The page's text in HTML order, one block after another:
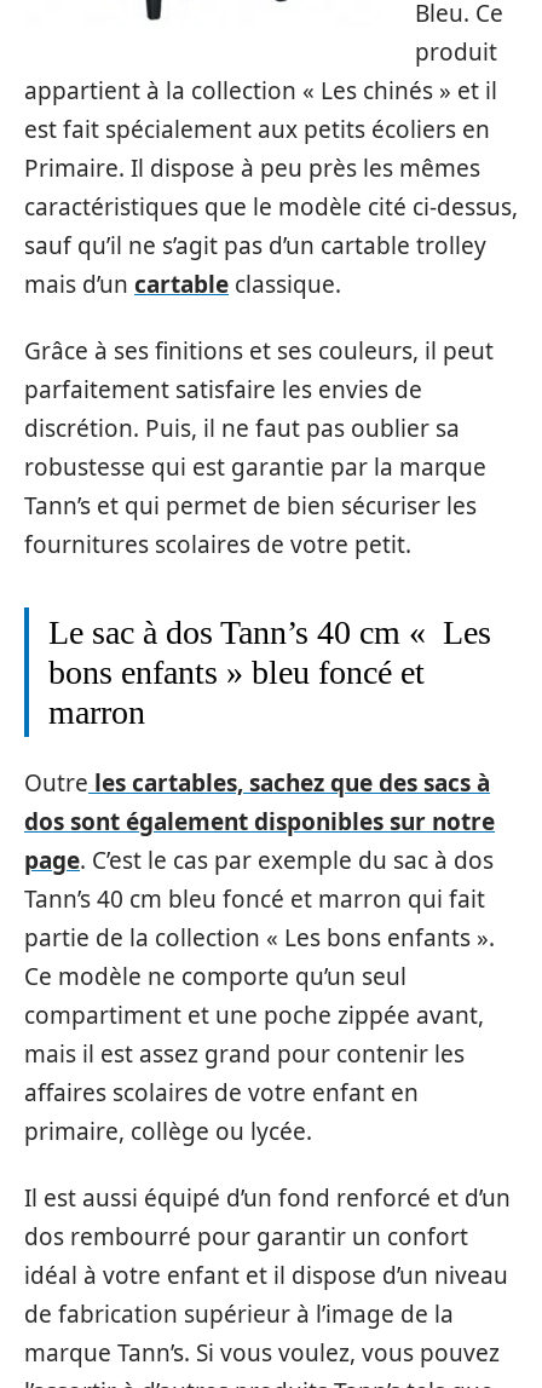
Bleu. Ce
produit
appartient à la collection « Les chinés » et il
est fait spécialement aux petits écoliers en
Primaire. Il dispose à peu près les mêmes
caractéristiques que le modèle cité ci-dessus,
sauf qu’il ne s’agit pas d’un cartable trolley
mais d’un cartable classique.
Grâce à ses finitions et ses couleurs, il peut
parfaitement satisfaire les envies de
discrétion. Puis, il ne faut pas oublier sa
robustesse qui est garantie par la marque
Tann’s et qui permet de bien sécuriser les
fournitures scolaires de votre petit.
Le sac à dos Tann’s 40 cm « Les
bons enfants » bleu foncé et
marron
Outre les cartables, sachez que des sacs à
dos sont également disponibles sur notre
page. C’est le cas par exemple du sac à dos
Tann’s 40 cm bleu foncé et marron qui fait
partie de la collection « Les bons enfants ».
Ce modèle ne comporte qu’un seul
compartiment et une poche zippée avant,
mais il est assez grand pour contenir les
affaires scolaires de votre enfant en
primaire, collège ou lycée.
Il est aussi équipé d’un fond renforcé et d’un
dos rembourré pour garantir un confort
idéal à votre enfant et il dispose d’un niveau
de fabrication supérieur à l’image de la
marque Tann’s. Si vous voulez, vous pouvez